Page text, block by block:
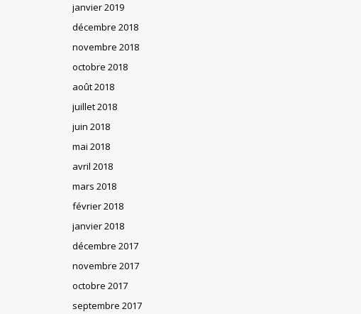
janvier 2019
décembre 2018
novembre 2018
octobre 2018
août 2018
juillet 2018
juin 2018
mai 2018
avril 2018
mars 2018
février 2018
janvier 2018
décembre 2017
novembre 2017
octobre 2017
septembre 2017